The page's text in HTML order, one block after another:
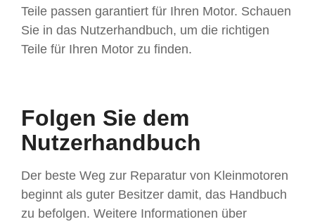
Teile passen garantiert für Ihren Motor. Schauen
Sie in das Nutzerhandbuch, um die richtigen
Teile für Ihren Motor zu finden.
Folgen Sie dem
Nutzerhandbuch
Der beste Weg zur Reparatur von Kleinmotoren
beginnt als guter Besitzer damit, das Handbuch
zu befolgen. Weitere Informationen über